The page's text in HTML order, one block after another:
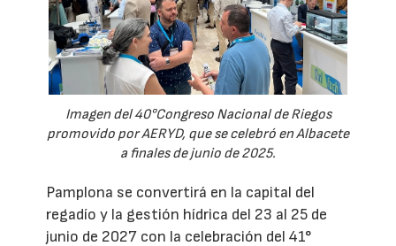
Imagen del 40°Congreso Nacional de Riegos
promovido por AERYD, que se celebró en Albacete
a finales de junio de 2025.
Pamplona se convertirá en la capital del
regadío y la gestión hídrica del 23 al 25 de
junio de 2027 con la celebración del 41°